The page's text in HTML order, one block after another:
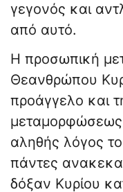
γεγονός και
από αυτό.
Η προσωπική
Θεανθρώπου
προάγγελο και
αληθής λόγος
πάντες
δόξαν Κυρίου